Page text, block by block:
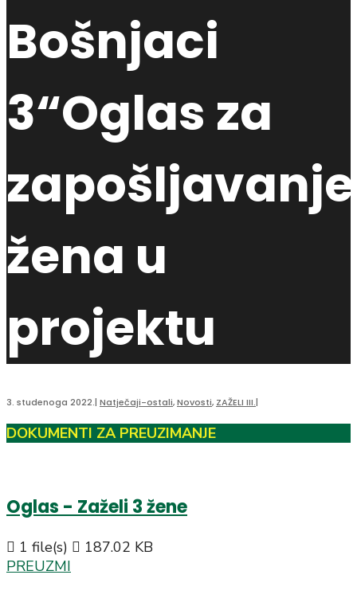
Bošnjaci
3“Oglas za
zapošljavanje
žena u
projektu
3. studenoga 2022.| Natječaji-ostali,Novosti, ZAŽELI III.|
DOKUMENTI ZA PREUZIMANJE
Oglas - Zaželi 3 žene
1 file(s)
187.02 KB
PREUZMI